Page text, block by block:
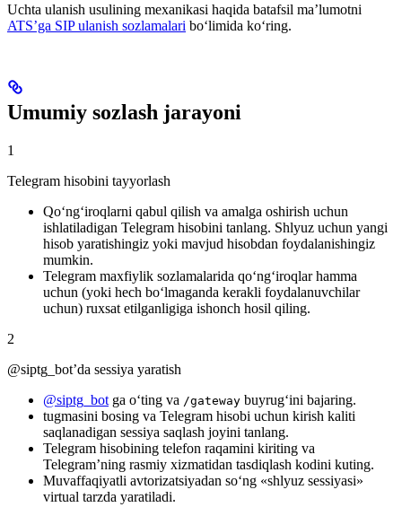
Uchta ulanish usulining mexanikasi haqida batafsil ma’lumotni
ATS’ga SIP ulanish sozlamalari bo‘limida ko‘ring.
Umumiy sozlash jarayoni
1
Telegram hisobini tayyorlash
Qo‘ng‘iroqlarni qabul qilish va amalga oshirish uchun
ishlatiladigan Telegram hisobini tanlang. Shlyuz uchun yangi
hisob yaratishingiz yoki mavjud hisobdan foydalanishingiz
mumkin.
Telegram maxfiylik sozlamalarida qo‘ng‘iroqlar hamma
uchun (yoki hech bo‘lmaganda kerakli foydalanuvchilar
uchun) ruxsat etilganligiga ishonch hosil qiling.
2
@siptg_bot’da sessiya yaratish
@siptg_bot ga o‘ting va /gateway buyrug‘ini bajaring.
tugmasini bosing va Telegram hisobi uchun kirish kaliti
saqlanadigan sessiya saqlash joyini tanlang.
Telegram hisobining telefon raqamini kiriting va
Telegram’ning rasmiy xizmatidan tasdiqlash kodini kuting.
Muvaffaqiyatli avtorizatsiyadan so‘ng «shlyuz sessiyasi»
virtual tarzda yaratiladi.